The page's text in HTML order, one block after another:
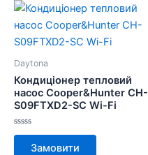
Daytona
Кондиціонер тепловий
насос Cooper&Hunter CH-
S09FTXD2-SC Wi-Fi
Оцінено
Замовити
Цей
товар
має
варіантів.
Параметри
можна